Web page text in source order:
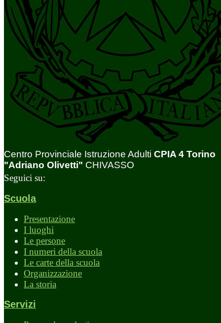
Centro Provinciale Istruzione Adulti CPIA 4 Torino
"Adriano Olivetti" CHIVASSO
Seguici su:
Scuola
Presentazione
I luoghi
Le persone
I numeri della scuola
Le carte della scuola
Organizzazione
La storia
Servizi